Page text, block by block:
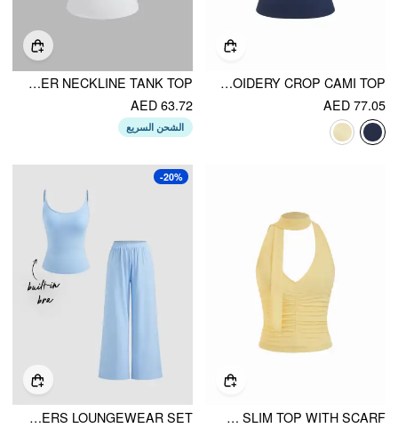
BEADED EMBROIDERY CROP CAMI TOP
AED 77.05
CIDERCONTOUR DOUBLE LAYERED HALTER NECKLINE TANK TOP
AED 63.72
الشحن السريع
TEXTURED HALTER NECKLINE RUCHED SLIM TOP WITH SCARF
-20%
BUILT-IN BRA U-NECKLINE CAMI TOP & MID RISE WIDE LEG TROUSERS LOUNGEWEAR SET